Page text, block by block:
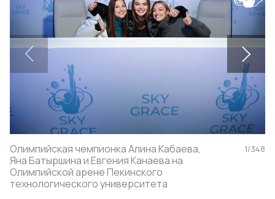
Олимпийская чемпионка Алина Кабаева,
Яна Батыршина и Евгения Канаева на
Олимпийской арене Пекинского
технологического университета
1/348